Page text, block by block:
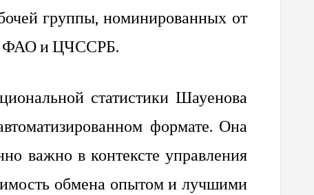
группы, номинированных от
ФАО и ЦЧССРБ.
статистики Шауенова
формате. Она
важно в контексте управления
обмена опытом и лучшими